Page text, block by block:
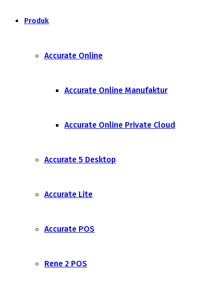
Produk
Accurate Online
Accurate Online Manufaktur
Accurate Online Private Cloud
Accurate 5 Desktop
Accurate Lite
Accurate POS
Rene 2 POS